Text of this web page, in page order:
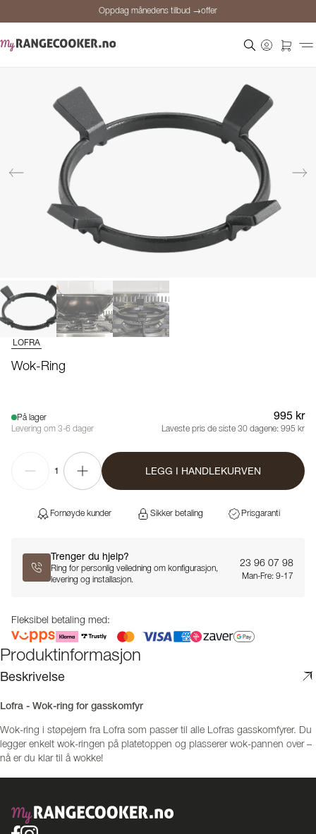
Oppdag månedens tilbud →offer
Oppdag månedens tilbud →offer
LOFRA
Wok-Ring
På lager
Levering om 3-6 dager
995 kr
Laveste pris de siste 30 dagene: 995 kr
1 LEGG I HANDLEKURVEN
Fornøyde kunder Sikker betaling Prisgaranti
Trenger du hjelp?
Ring for personlig veiledning om konfigurasjon,
levering og installasjon.
23 96 07 98
Man-Fre: 9-17
Fleksibel betaling med:
Produktinformasjon
Beskrivelse
Lofra - Wok-ring for gasskomfyr
Wok-ring i støpejern fra Lofra som passer til alle Lofras gasskomfyrer. Du
legger enkelt wok-ringen på platetoppen og plasserer wok-pannen over –
nå er du klar til å wokke!